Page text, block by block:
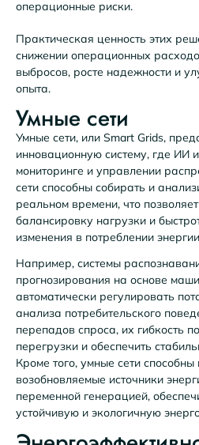
операционные риски.
Практическая ценность этих
снижении операционных
выбросов, росте надежности и
опыта.
Умные сети
Умные сети, или Smart Grids,
инновационную систему, где ИИ
мониторинге и управлении
сети способны собирать и
реальном времени, что
балансировку нагрузки и
изменения в потреблении
Например, системы
прогнозирования на основе
автоматически регулировать
анализа потребительского
перепадов спроса, их гибкость
перегрузки и обеспечить
Кроме того, умные сети способны
возобновляемые источники
переменной генерацией,
устойчивую и экологичную